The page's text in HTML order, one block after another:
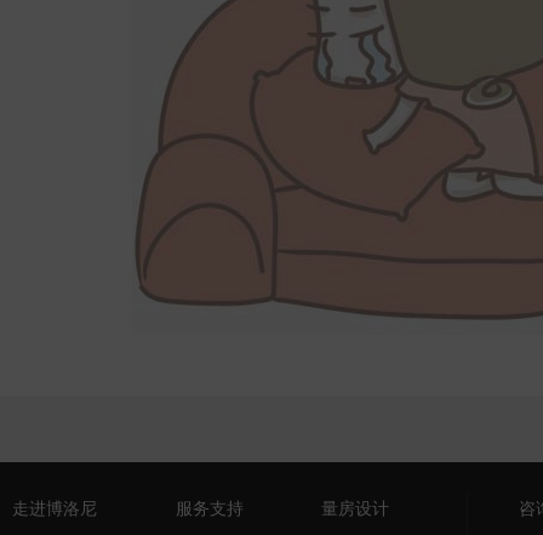
走进博洛尼 服务支持 量房设计 咨